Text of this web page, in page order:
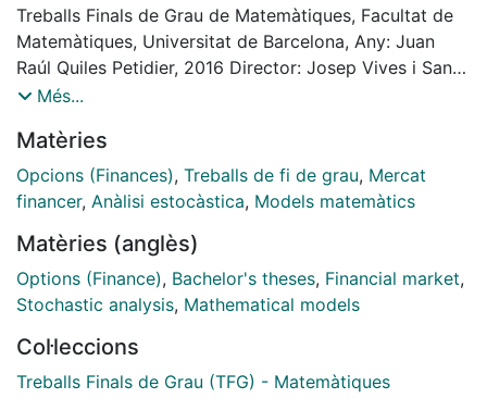
understand the economy.
Studying maths, I have been so amazed on how from
nothing, only using mathematical results, we can build
real things.
construction from nothing of an application to the
economy, more precisely, applied to the financial
markets.
Treballs Finals de Grau de Matemàtiques, Facultat de
Matemàtiques, Universitat de Barcelona, Any: Juan
Raúl Quiles Petidier, 2016 Director: Josep Vives i Santa
Eulàlia
Més...
Matèries
Opcions (Finances), Treballs de fi de grau, Mercat
financer, Anàlisi estocàstica, Models matemàtics
Matèries (anglès)
Options (Finance), Bachelor's theses, Financial market,
Stochastic analysis, Mathematical models
Col·leccions
Treballs Finals de Grau (TFG) - Matemàtiques